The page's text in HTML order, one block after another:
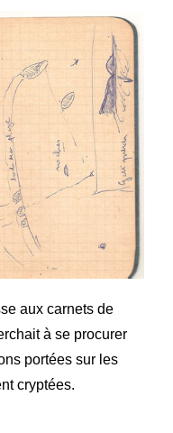
aux carnets de
à se procurer
portées sur les
cryptées.